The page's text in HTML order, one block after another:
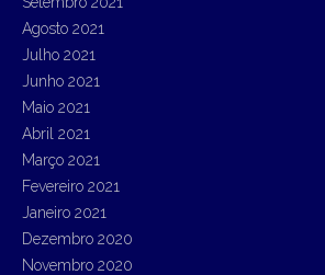
Agosto 2021
Julho 2021
Junho 2021
Maio 2021
Abril 2021
Março 2021
Fevereiro 2021
Janeiro 2021
Dezembro 2020
Novembro 2020